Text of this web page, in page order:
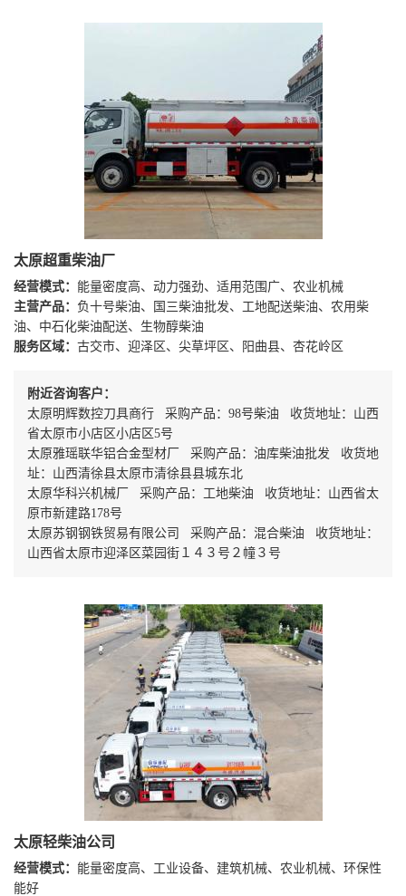
太原超重柴油厂
经营模式： 能量密度高、动力强劲、适用范围广、农业机械
主营产品： 负十号柴油、国三柴油批发、工地配送柴油、农用柴
油、中石化柴油配送、生物醇柴油
服务区域： 古交市、迎泽区、尖草坪区、阳曲县、杏花岭区
附近咨询客户：
太原明辉数控刀具商行 采购产品：98号柴油 收货地址：山西
省太原市小店区小店区5号
太原雅瑶联华铝合金型材厂 采购产品：油库柴油批发 收货地
址：山西清徐县太原市清徐县县城东北
太原华科兴机械厂 采购产品：工地柴油 收货地址：山西省太
原市新建路178号
太原苏钢钢铁贸易有限公司 采购产品：混合柴油 收货地址：
山西省太原市迎泽区菜园街１４３号２幢３号
太原轻柴油公司
经营模式： 能量密度高、工业设备、建筑机械、农业机械、环保性
能好